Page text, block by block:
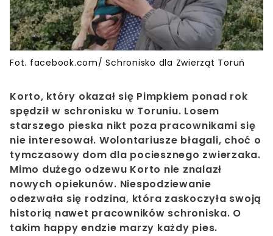
Fot. facebook.com/ Schronisko dla Zwierząt Toruń
Korto, który okazał się Pimpkiem ponad rok
spędził w schronisku w Toruniu. Losem
starszego pieska nikt poza pracownikami się
nie interesował. Wolontariusze błagali, choć o
tymczasowy dom dla pociesznego zwierzaka.
Mimo dużego odzewu Korto nie znalazł
nowych opiekunów. Niespodziewanie
odezwała się rodzina, która zaskoczyła swoją
historią nawet pracowników schroniska. O
takim happy endzie marzy każdy pies.